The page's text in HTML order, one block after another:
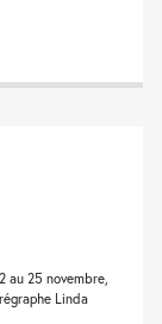
au 25 novembre,
Linda